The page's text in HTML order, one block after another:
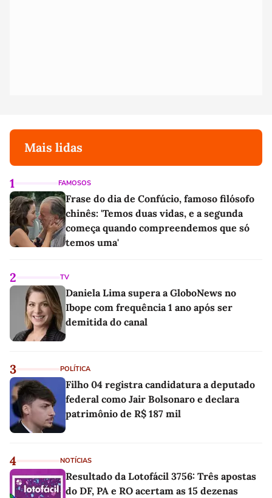
Mais lidas
1 FAMOSOS
Frase do dia de Confúcio, famoso filósofo
chinês: 'Temos duas vidas, e a segunda
começa quando compreendemos que só
temos uma'
2 TV
Daniela Lima supera a GloboNews no
Ibope com frequência 1 ano após ser
demitida do canal
3 POLÍTICA
Filho 04 registra candidatura a deputado
federal como Jair Bolsonaro e declara
patrimônio de R$ 187 mil
4 NOTÍCIAS
Resultado da Lotofácil 3756: Três apostas
do DF, PA e RO acertam as 15 dezenas